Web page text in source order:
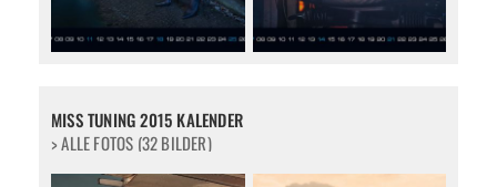
MISS TUNING 2015 KALENDER
> ALLE FOTOS (32 BILDER)